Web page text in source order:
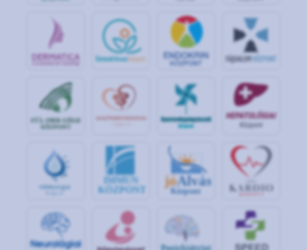
IMMUN
KÖZPONT
jóAlvás
Központ